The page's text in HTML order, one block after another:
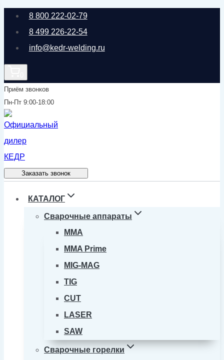
Перейти
содержимому
8 800 222-02-79
8 499 226-22-54
info@kedr-welding.ru
Приём звонков
Пн-Пт 9:00-18:00
Заказать звонок
КАТАЛОГ
Сварочные аппараты
MMA
MMA Prime
MIG-MAG
TIG
CUT
LASER
SAW
Сварочные горелки